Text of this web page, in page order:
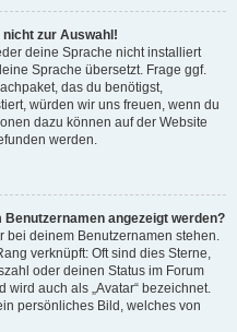
zur Auswahl!
deine Sprache nicht installiert
Sprache übersetzt. Frage ggf.
das du benötigst,
würden wir uns freuen, wenn du
dazu können auf der Website
werden.
angezeigt werden?
bei deinem Benutzernamen stehen.
verknüpft: Oft sind dies Sterne,
oder deinen Status im Forum
auch als „Avatar“ bezeichnet.
persönliches Bild, welches von